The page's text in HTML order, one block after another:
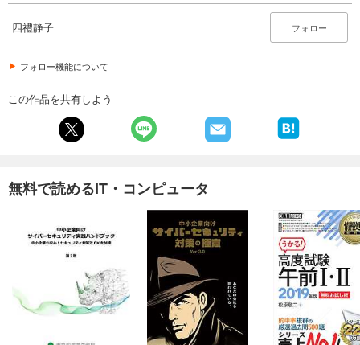
四禮静子 フォロー
フォロー機能について
この作品を共有しよう
無料で読めるIT・コンピュータ